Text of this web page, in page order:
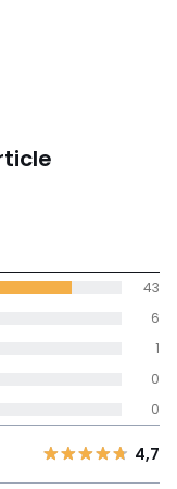
4,7
0
0
1
6
43
4,7